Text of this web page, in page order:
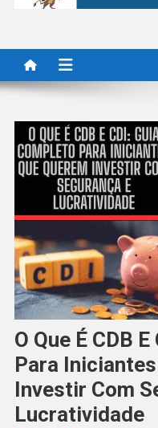
O Que É CDB
Para
Investir Com
Lucratividade